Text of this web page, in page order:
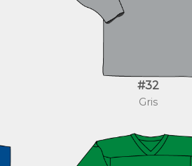
#32
Gris